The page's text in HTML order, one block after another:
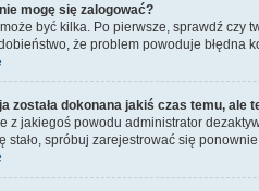
mogę się zalogować?
być kilka. Po pierwsze, sprawdź czy
że problem powoduje błędna
została dokonana jakiś czas temu, ale
z jakiegoś powodu administrator
stało, spróbuj zarejestrować się